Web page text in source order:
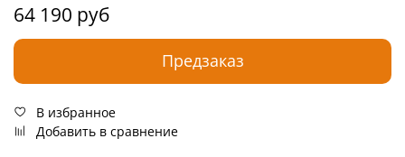
64 190 руб
Предзаказ
В избранное
Добавить в сравнение